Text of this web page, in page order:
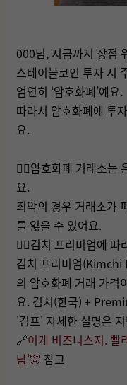
000님, 지금까지 장점
스테이블코인 투자 시
엄연히 ‘암호화폐’예요.
따라서 암호화폐에 투
요.
👉🏻암호화폐 거래소
요.
최악의 경우 거래소가
를 잃을 수 있어요.
👉🏻김치 프리미엄에
김치 프리미엄(Kimchi
의 암호화폐 거래 가격
요. 김치(한국) +
'김프' 자세한 설명은
🔗이게 비즈니스지. 빨
남'🤣 참고